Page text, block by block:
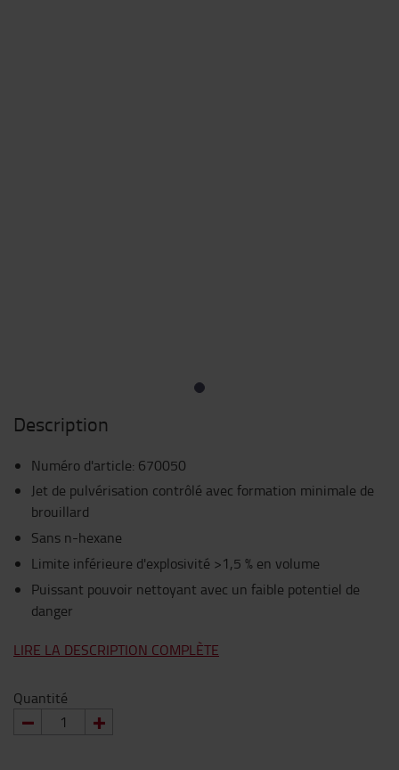
Description
Numéro d'article: 670050
Jet de pulvérisation contrôlé avec formation minimale de
brouillard
Sans n-hexane
Limite inférieure d'explosivité >1,5 % en volume
Puissant pouvoir nettoyant avec un faible potentiel de
danger
LIRE LA DESCRIPTION COMPLÈTE
Quantité